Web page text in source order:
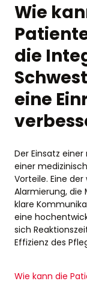
Wie
die
eine
Der Einsatz
einer
Vorteile. Eine
Alarmierung, die
klare
eine
sich
Effizienz des
Wie kann die